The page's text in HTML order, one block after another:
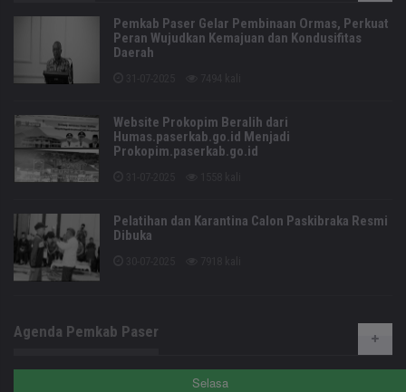
Pemkab Paser Gelar Pembinaan Ormas, Perkuat
Peran Wujudkan Kemajuan dan Kondusifitas
Daerah
Website Prokopim Beralih dari
Humas.paserkab.go.id Menjadi
Prokopim.paserkab.go.id
Pelatihan dan Karantina Calon Paskibraka Resmi
Dibuka
Agenda Pemkab Paser
Selasa